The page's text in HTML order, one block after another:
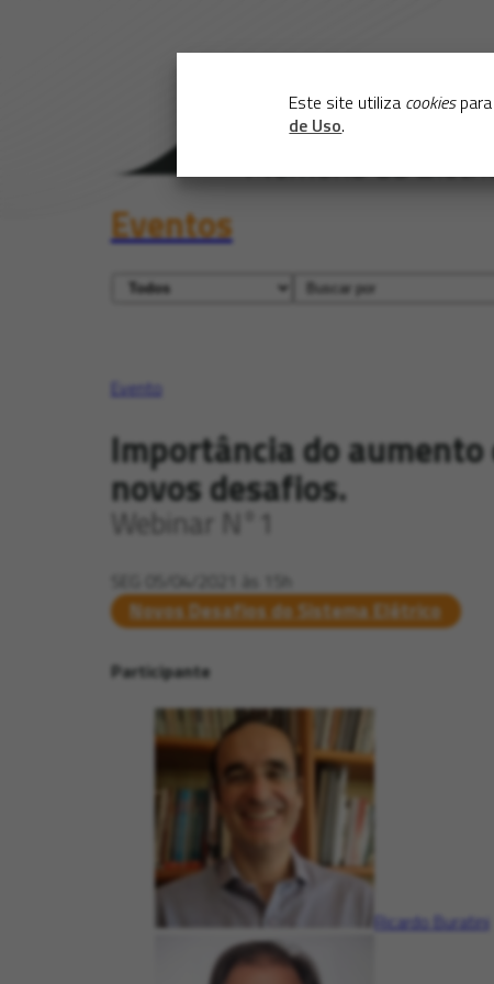
Este site utiliza cookiespara
de Uso.
Eventos
Evento
Importância do
novos desafios.
Webinar N°1
SEG 05/04/2021 às 15h
Novos Desafios do Sistema Elétrico
Participante
Ricardo Buratini